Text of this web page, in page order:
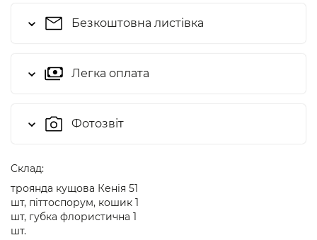
Безкоштовна листівка
Легка оплата
Фотозвіт
Cклад:
троянда кущова Кенія 51
шт, піттоспорум, кошик 1
шт, губка флористична 1
шт.